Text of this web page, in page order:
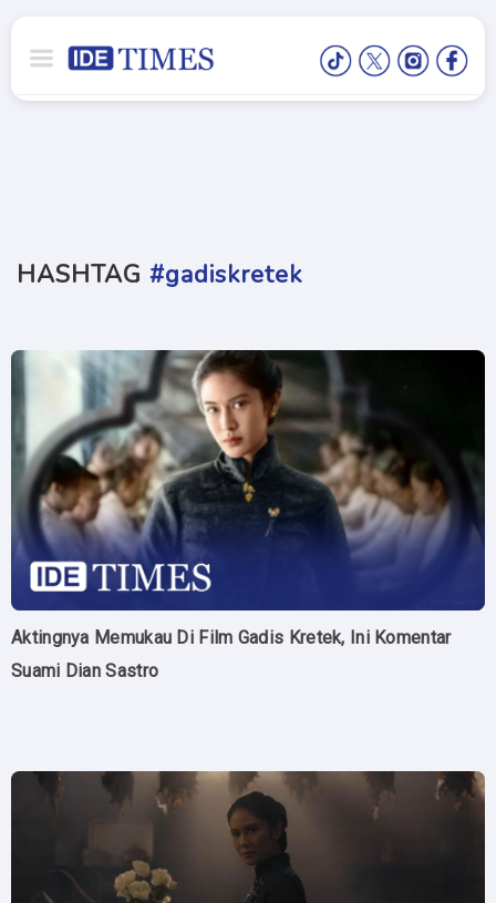
HASHTAG #gadiskretek
Aktingnya Memukau Di Film Gadis Kretek, Ini Komentar
Suami Dian Sastro